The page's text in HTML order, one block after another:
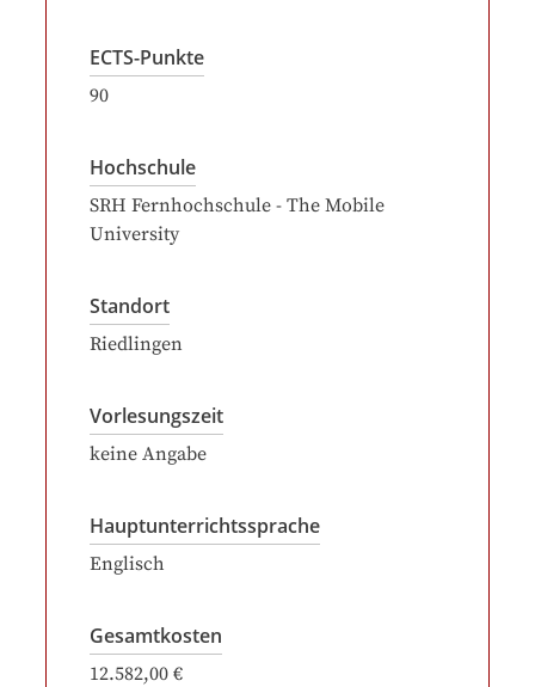
ECTS-Punkte
90
Hochschule
SRH Fernhochschule - The Mobile
University
Standort
Riedlingen
Vorlesungszeit
keine Angabe
Hauptunterrichtssprache
Englisch
Gesamtkosten
12.582,00 €